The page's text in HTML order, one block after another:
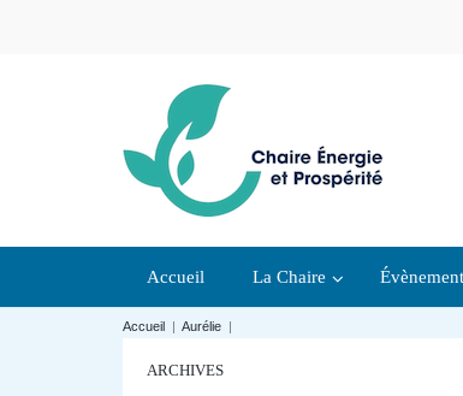
Accueil La Chaire
Accueil | Aurélie |
ARCHIVES